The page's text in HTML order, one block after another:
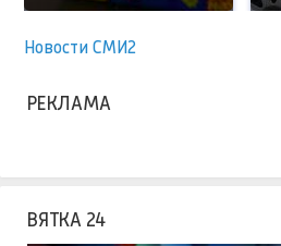
Новости СМИ2
РЕКЛАМА
ВЯТКА 24